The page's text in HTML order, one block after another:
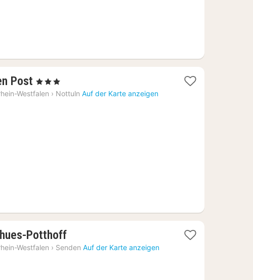
Post 1
Nacht
, 3 Sterne
Westfalen › Nottuln Auf der Karte anzeigen
Potthoff1
Nacht
Westfalen › Senden Auf der Karte anzeigen